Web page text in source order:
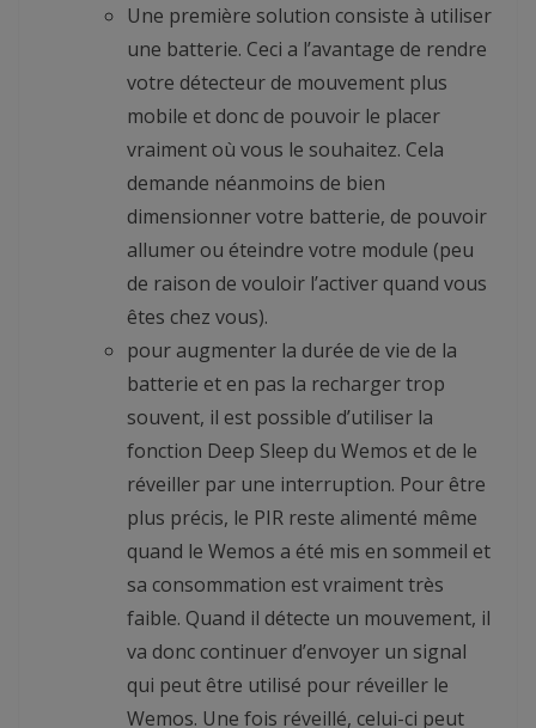
Une première solution consiste à utiliser
une batterie. Ceci a l’avantage de rendre
votre détecteur de mouvement plus
mobile et donc de pouvoir le placer
vraiment où vous le souhaitez. Cela
demande néanmoins de bien
dimensionner votre batterie, de pouvoir
allumer ou éteindre votre module (peu
de raison de vouloir l’activer quand vous
êtes chez vous).
pour augmenter la durée de vie de la
batterie et en pas la recharger trop
souvent, il est possible d’utiliser la
fonction Deep Sleep du Wemos et de le
réveiller par une interruption. Pour être
plus précis, le PIR reste alimenté même
quand le Wemos a été mis en sommeil et
sa consommation est vraiment très
faible. Quand il détecte un mouvement, il
va donc continuer d’envoyer un signal
qui peut être utilisé pour réveiller le
Wemos. Une fois réveillé, celui-ci peut